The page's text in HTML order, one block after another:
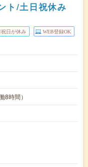
ト/土日祝休み
祝日が休み WEB登録OK
8時間）